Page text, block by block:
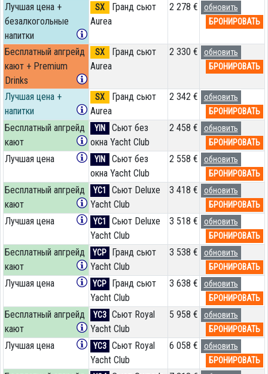
Лучшая цена +
безалкогольные
напитки
SX
Гранд сьют
Aurea
2 278 €
обновить
БРОНИРОВАТЬ
Бесплатный апгрейд
кают + Premium
Drinks
SX
Гранд сьют
Aurea
2 330 €
обновить
БРОНИРОВАТЬ
Лучшая цена +
напитки
SX
Гранд сьют
Aurea
2 342 €
обновить
БРОНИРОВАТЬ
Бесплатный апгрейд
кают
YIN
Сьют без
окна Yacht Club
2 458 €
обновить
БРОНИРОВАТЬ
Лучшая цена YIN
Сьют без
окна Yacht Club
2 558 €
обновить
БРОНИРОВАТЬ
Бесплатный апгрейд
кают
YC1
Сьют Deluxe
Yacht Club
3 418 €
обновить
БРОНИРОВАТЬ
Лучшая цена YC1
Сьют Deluxe
Yacht Club
3 518 €
обновить
БРОНИРОВАТЬ
Бесплатный апгрейд
кают
YCP
Гранд сьют
Yacht Club
3 538 €
обновить
БРОНИРОВАТЬ
Лучшая цена YCP
Гранд сьют
Yacht Club
3 638 €
обновить
БРОНИРОВАТЬ
Бесплатный апгрейд
кают
YC3 Сьют Royal
Yacht Club
5 958 €
обновить
БРОНИРОВАТЬ
Лучшая цена YC3 Сьют Royal
Yacht Club
6 058 €
обновить
БРОНИРОВАТЬ